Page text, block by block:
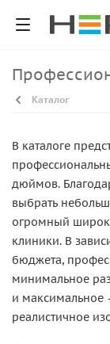
Каталог
В каталоге
дюймов.
выбрать
огромный
клиники. В
бюджета,
минимальное
и максимальное
реалистичное